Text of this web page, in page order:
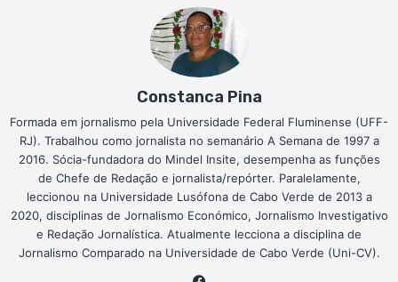
Constanca Pina
Formada em jornalismo pela Universidade Federal Fluminense (UFF-
RJ). Trabalhou como jornalista no semanário A Semana de 1997 a
2016. Sócia-fundadora do Mindel Insite, desempenha as funções
de Chefe de Redação e jornalista/repórter. Paralelamente,
leccionou na Universidade Lusófona de Cabo Verde de 2013 a
2020, disciplinas de Jornalismo Económico, Jornalismo Investigativo
e Redação Jornalística. Atualmente lecciona a disciplina de
Jornalismo Comparado na Universidade de Cabo Verde (Uni-CV).